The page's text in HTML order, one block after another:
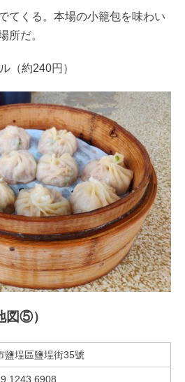
てくる。本場の小籠包を味わい
所だ。
（約240円）
図⑤）
鹽埕區鹽埕街35號
1243 6908